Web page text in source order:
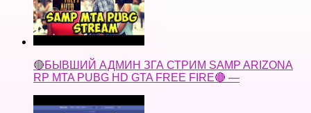
🔴БЫВШИЙ АДМИН ЗГА СТРИМ SAMP ARIZONA
RP MTA PUBG HD GTA FREE FIRE🔴 —